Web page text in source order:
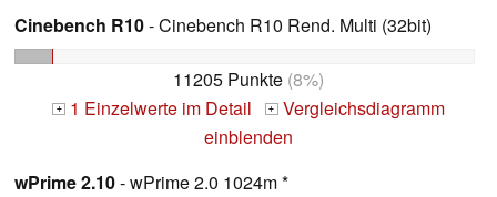
Cinebench R10- Cinebench R10 Rend. Multi (32bit)
11205 Punkte (8%)
+ 1 Einzelwerte im Detail + Vergleichsdiagramm
einblenden
wPrime 2.10- wPrime 2.0 1024m *